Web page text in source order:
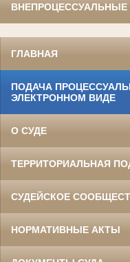
ГЛАВНАЯ
ПОДАЧА
ЭЛЕКТРОННОМ ВИДЕ
О СУДЕ
ТЕРРИТОРИАЛЬНАЯ
СУДЕЙСКОЕ
НОРМАТИВНЫЕ АКТЫ